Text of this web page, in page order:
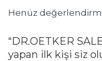
Henüz
“DR.OETKER
yapan ilk kişi siz